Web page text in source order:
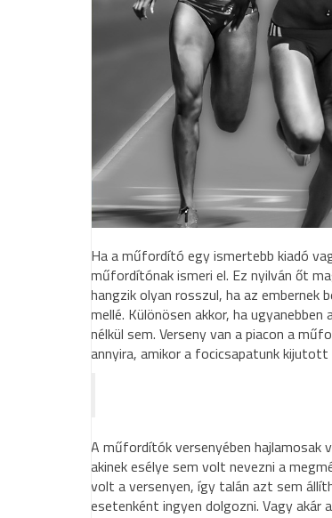
Ha a műfordító egy ismertebb kiadó
műfordítónak ismeri el. Ez nyilván őt
hangzik olyan rosszul, ha az embernek
mellé. Különösen akkor, ha
nélkül sem. Verseny van a piacon a
annyira, amikor a focicsapatunk
A műfordítók versenyében
akinek esélye sem volt nevezni a
volt a versenyen, így talán azt sem
esetenként ingyen dolgozni. Vagy